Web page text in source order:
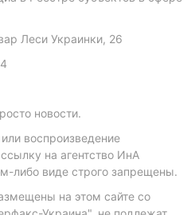
Леси Украинки, 26
новости.
воспроизведение
на агентство ИнА
либо виде строго запрещены.
на этом сайте со